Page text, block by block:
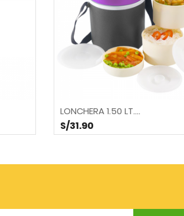
LONCHERA 1.50 LT....
S/31.90